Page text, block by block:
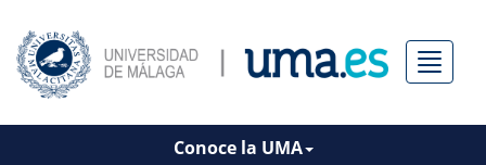
Menú
Conoce la UMA